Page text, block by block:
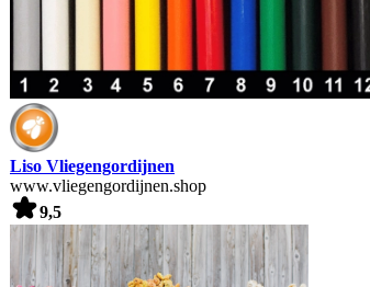
Liso Vliegengordijnen
www.vliegengordijnen.shop
9,5